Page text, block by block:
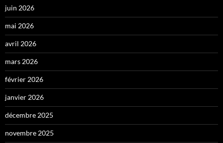
juin 2026
mai 2026
avril 2026
mars 2026
février 2026
janvier 2026
décembre 2025
novembre 2025